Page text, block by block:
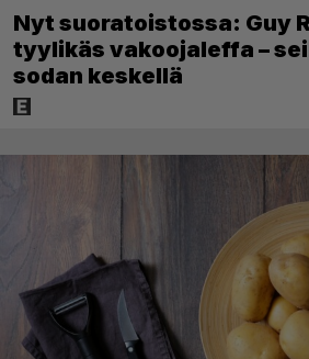
Nyt suoratoistossa: Guy
tyylikäs vakoojaleffa –
sodan keskellä